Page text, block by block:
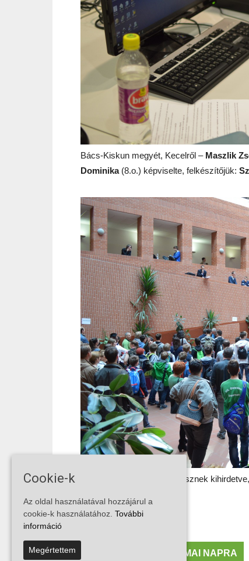
Bács-Kiskun megyét, Kecelről – Maszlik
Dominika(8.o.) képviselte, felkészítőjük:
Eredmények 2 hét múlva lesznek
Szabó János
MENÜAJÁNLATOK A MAI NAPRA
Cookie-k
Az oldal használatával hozzájárul a
cookie-k használatához. További
információ
Megértettem